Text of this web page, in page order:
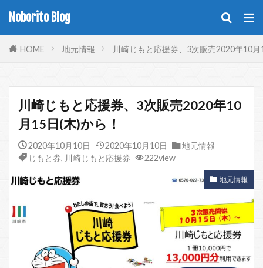
Noborito Blog
HOME 地元情報 川崎じもと応援券、3次販売2020年10
川崎じもと応援券、3次販売2020年10
月15日(木)から！
2020年10月10日 2020年10月10日
地元情報
じもと券, 川崎じもと応援券 222view
地元情報